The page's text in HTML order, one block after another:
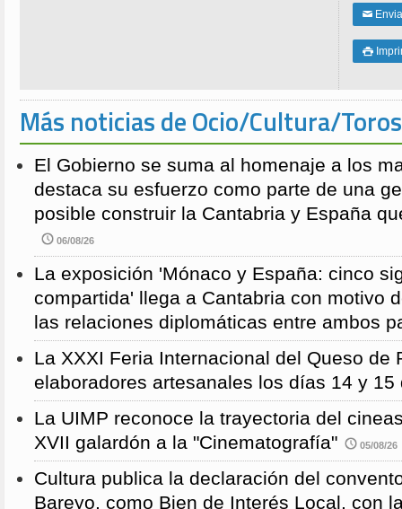
✉

Más noticias de Ocio/Cultura/Toros
El Gobierno se suma al homenaje a los
destaca su esfuerzo como parte de una
posible construir la Cantabria y España
06/08/26
La exposición 'Mónaco y España: cinco
compartida' llega a Cantabria con motivo
las relaciones diplomáticas entre ambos
La XXXI Feria Internacional del Queso de
elaboradores artesanales los días 14 y 15
La UIMP reconoce la trayectoria del
XVII galardón a la "Cinematografía"
05/08/26
Cultura publica la declaración del
Bareyo, como Bien de Interés Local, con